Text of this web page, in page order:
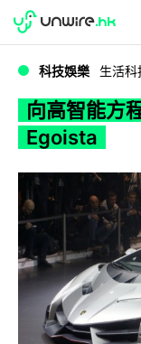
向高
WWDC 2026
科技娛樂 生活科
向高智能方
Egoista